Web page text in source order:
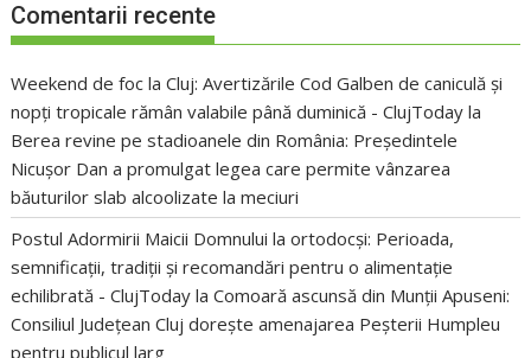
Comentarii recente
Weekend de foc la Cluj: Avertizările Cod Galben de caniculă și
nopți tropicale rămân valabile până duminică - ClujToday la
Berea revine pe stadioanele din România: Președintele
Nicușor Dan a promulgat legea care permite vânzarea
băuturilor slab alcoolizate la meciuri
Postul Adormirii Maicii Domnului la ortodocși: Perioada,
semnificații, tradiții și recomandări pentru o alimentație
echilibrată - ClujToday laComoară ascunsă din Munții Apuseni:
Consiliul Județean Cluj dorește amenajarea Peșterii Humpleu
pentru publicul larg